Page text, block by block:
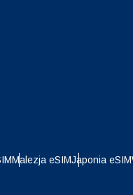
Malezja eSIMJaponia eSIM